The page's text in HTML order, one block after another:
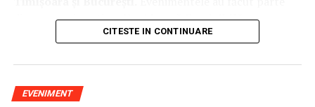
campania națională„Aleg să fiu vizibilă„, o
inițiativă care combină sesiuni de fotografie de brand
prezentă, cu numele tău și cu afacerea ta, în spațiul
public.
CITESTE IN CONTINUARE
EVENIMENT